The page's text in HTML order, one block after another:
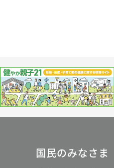
国民のみなさま